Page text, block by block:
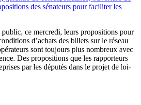
des sénateurs pour faciliter les
public, ce mercredi, leurs propositions pour
d’achats des billets sur le réseau
sont toujours plus nombreux avec
Des propositions que les rapporteurs
par les députés dans le projet de loi-